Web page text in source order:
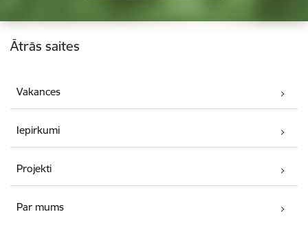
Kājene
Ātrās saites
Vakances
Iepirkumi
Projekti
Par mums